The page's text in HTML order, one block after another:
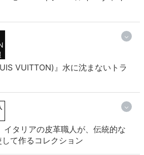
VUITTON)』水に沈まないトラ
イタリアの皮革職人が、伝統的な
て作るコレクション